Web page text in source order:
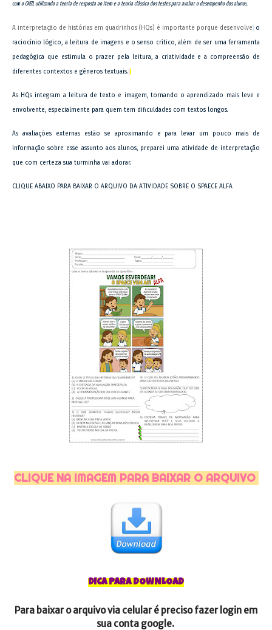
com o CAED, utilizando a teoria de resposta ao item e a teoria clássica dos testes para avaliar o desempenho dos alunos
A interpretação de histórias em quadrinhos (HQs) é importante porque desenvolve o
raciocínio lógico, a leitura de imagens e o senso crítico, além de ser uma ferramenta
pedagógica que estimula o prazer pela leitura, a criatividade e a compreensão de
diferentes contextos e gêneros textuais.
As HQs integram a leitura de texto e imagem, tornando o aprendizado mais leve e
envolvente, especialmente para quem tem dificuldades com textos longos.
As avaliações externas estão se aproximando e para levar um pouco mais de
informação sobre esse assunto aos alunos, preparei uma atividade de interpretação
que com certeza sua turminha vai adorar.
CLIQUE ABAIXO PARA BAIXAR O ARQUIVO DA ATIVIDADE SOBRE O SPAECE ALFA
CLIQUE NA IMAGEM PARA BAIXAR O ARQUIVO
DICA PARA DOWNLOAD
Para baixar o arquivo via celular é preciso fazer login em
sua conta google.